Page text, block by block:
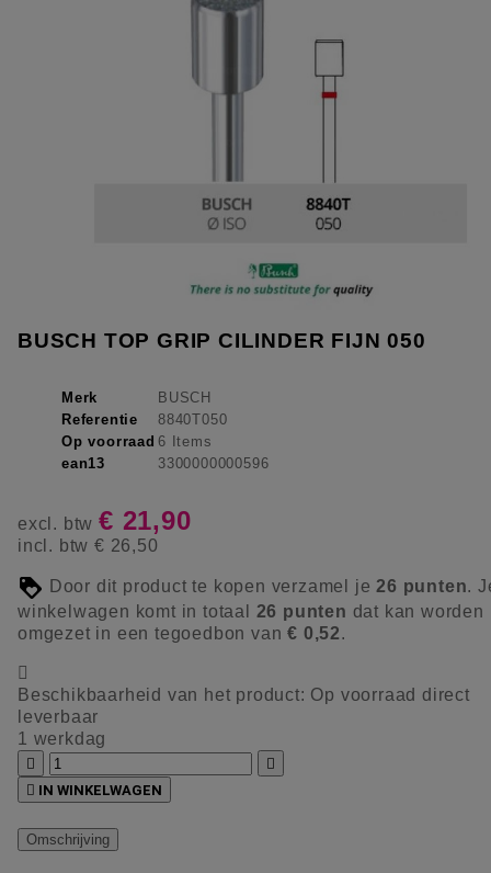
BUSCH TOP GRIP CILINDER FIJN 050
Merk
BUSCH
Referentie
8840T050
Op voorraad 6 Items
ean13
3300000000596
excl. btw € 21,90
incl. btw € 26,50
Door dit product te kopen verzamel je26 punten.
winkelwagen komt in totaal 26 punten dat kan worden
omgezet in een tegoedbon van€ 0,52.

Beschikbaarheid van het product: Op voorraad direct
leverbaar
1 werkdag


 IN WINKELWAGEN
Omschrijving